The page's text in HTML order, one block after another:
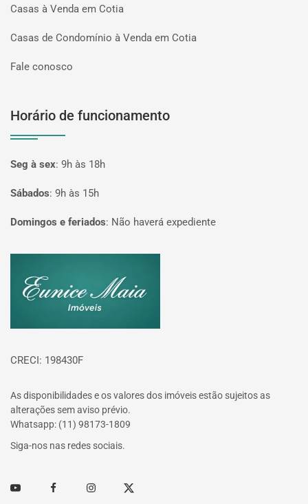
Casas à Venda em Cotia
Casas de Condomínio à Venda em Cotia
Fale conosco
Horário de funcionamento
Seg à sex: 9h às 18h
Sábados: 9h às 15h
Domingos e feriados: Não haverá expediente
CRECI: 198430F
As disponibilidades e os valores dos imóveis estão sujeitos as
alterações sem aviso prévio.
Whatsapp: (11) 98173-1809
Siga-nos nas redes sociais.
Youtube FacebookInstagramTwitter